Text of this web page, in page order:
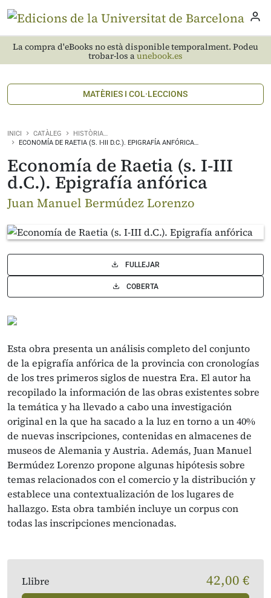
La compra d'eBooks no està disponible temporalment. Podeu
trobar-los aunebook.es
MATÈRIES I COL·LECCIONS
INICI CATÀLEG
HISTÒRIA…
ECONOMÍA DE RAETIA (S. I-III D.C.). EPIGRAFÍA ANFÓRICA…
Economía de Raetia (s. I-III
d.C.). Epigrafía anfórica
Juan Manuel Bermúdez Lorenzo
FULLEJAR
COBERTA
Esta obra presenta un análisis completo del conjunto
de la epigrafía anfórica de la provincia con cronologías
de los tres primeros siglos de nuestra Era. El autor ha
recopilado la información de las obras existentes sobre
la temática y ha llevado a cabo una investigación
original en la que ha sacado a la luz en torno a un 40%
de nuevas inscripciones, contenidas en almacenes de
museos de Alemania y Austria. Además, Juan Manuel
Bermúdez Lorenzo propone algunas hipótesis sobre
temas relacionados con el comercio y la distribución y
establece una contextualización de los lugares de
hallazgo. Esta obra también incluye un corpus con
todas las inscripciones mencionadas.
Llibre 42,00 €